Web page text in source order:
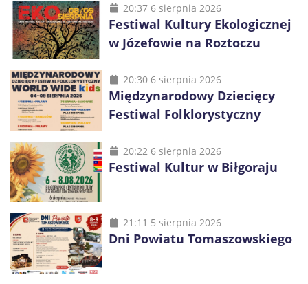
20:37 6 sierpnia 2026
Festiwal Kultury Ekologicznej
w Józefowie na Roztoczu
20:30 6 sierpnia 2026
Międzynarodowy Dziecięcy
Festiwal Folklorystyczny
20:22 6 sierpnia 2026
Festiwal Kultur w Biłgoraju
21:11 5 sierpnia 2026
Dni Powiatu Tomaszowskiego